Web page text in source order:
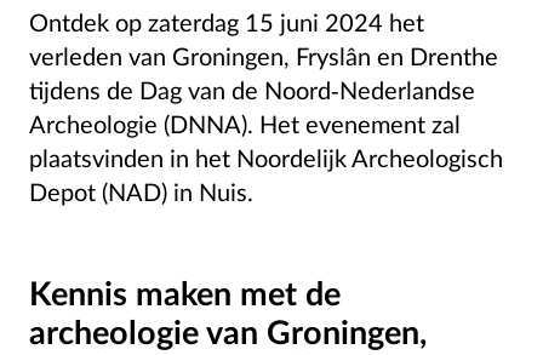
Ontdek op zaterdag 15 juni 2024 het
verleden van Groningen, Fryslân en Drenthe
tijdens de Dag van de Noord-Nederlandse
Archeologie (DNNA). Het evenement zal
plaatsvinden in het Noordelijk Archeologisch
Depot (NAD) in Nuis.
Kennis maken met de
archeologie van Groningen,